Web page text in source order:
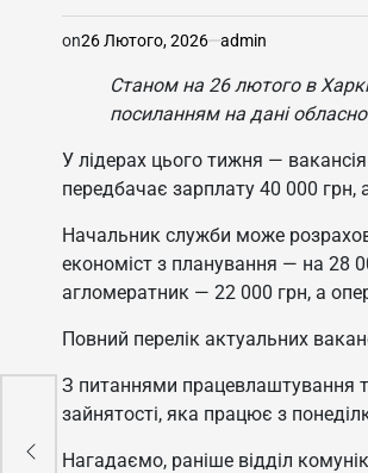
on26 Лютого, 2026 admin
Станом на 26 лютого в
посиланням на дані
У лідерах цього тижня —
передбачає зарплату 40 000 грн,
Начальник служби може
економіст з планування — на 28
агломератник — 22 000 грн, а
Повний перелік актуальних
З питаннями працевлаштування
зайнятості, яка працює з
Нагадаємо, раніше відділ